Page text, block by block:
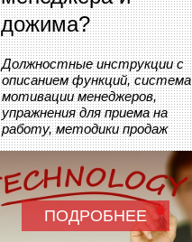
дожима?
Должностные инструкции с
описанием функций, система
мотивации менеджеров,
упражнения для приема на
работу, методики продаж
ПОДРОБНЕЕ